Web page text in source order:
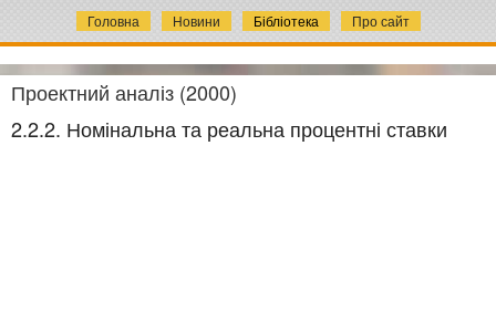
Головна Новини Бібліотека Про сайт
Проектний аналіз (2000)
2.2.2. Номінальна та реальна процентні ставки